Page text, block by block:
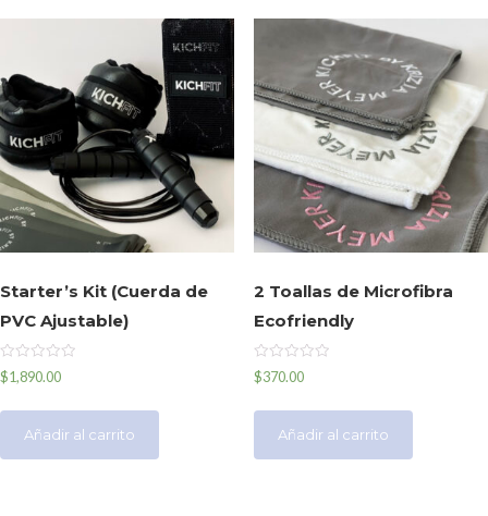
Starter’s Kit (Cuerda de
PVC Ajustable)
Valorado
en
de
$1,890.00
Añadir al carrito
2 Toallas de Microfibra
Ecofriendly
Valorado
en
de
$370.00
Añadir al carrito